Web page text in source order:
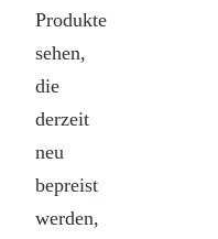
Produkte
sehen,
die
derzeit
neu
bepreist
werden,